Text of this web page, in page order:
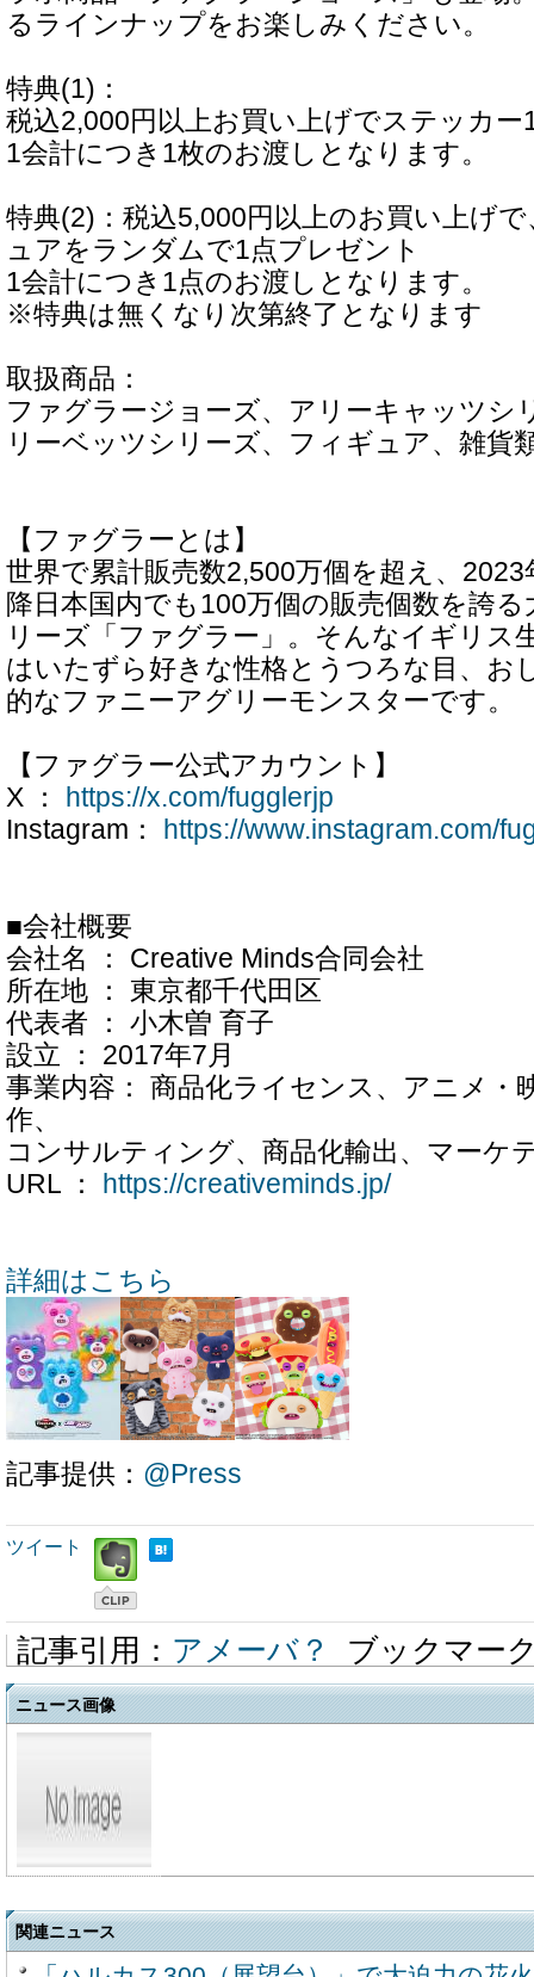
るラインナップをお楽しみください。
特典(1)：
税込2,000円以上お買い上げでステッカ
1会計につき1枚のお渡しとなります。
特典(2)：税込5,000円以上のお買い上げ
ュアをランダムで1点プレゼント
1会計につき1点のお渡しとなります。
※特典は無くなり次第終了となります
取扱商品：
ファグラージョーズ、アリーキャッツシ
リーベッツシリーズ、フィギュア、雑貨
【ファグラーとは】
世界で累計販売数2,500万個を超え、
降日本国内でも100万個の販売個数を誇
リーズ「ファグラー」。そんなイギリス
はいたずら好きな性格とうつろな目、お
的なファニーアグリーモンスターです。
【ファグラー公式アカウント】
X ：
https://x.com/fugglerjp
Instagram：
https://www.instagram.com/
■会社概要
会社名 ： Creative Minds合同会社
所在地 ： 東京都千代田区
代表者 ： 小木曽 育子
設立 ： 2017年7月
事業内容： 商品化ライセンス、アニメ・
作、
コンサルティング、商品化輸出、マーケ
URL ：
https://creativeminds.jp/
詳細はこちら
記事提供： @Press
ツイート
記事引用： アメーバ？ ブックマー
ニュース画像
関連ニュース